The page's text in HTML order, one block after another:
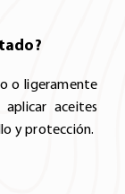
o ligeramente
aceites
y protección.